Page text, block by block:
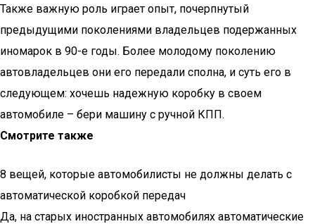
Также важную роль играет опыт, почерпнутый
предыдущими поколениями владельцев подержанных
иномарок в 90-е годы. Более молодому поколению
автовладельцев они его передали сполна, и суть его в
следующем: хочешь надежную коробку в своем
автомобиле – бери машину с ручной КПП.
Смотрите также
8 вещей, которые автомобилисты не должны делать с
автоматической коробкой передач
Да, на старых иностранных автомобилях автоматические